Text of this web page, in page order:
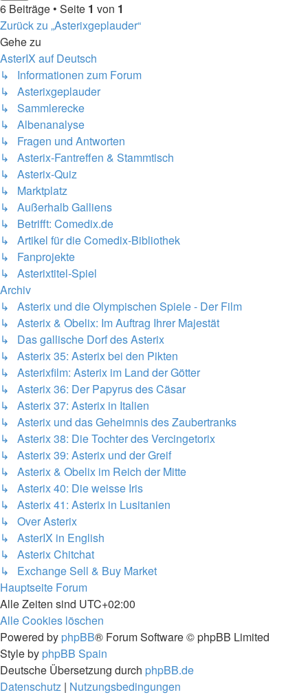
6 Beiträge • Seite 1 von 1
Zurück zu „Asterixgeplauder“
Gehe zu
AsterIX auf Deutsch
↳ Informationen zum Forum
↳ Asterixgeplauder
↳ Sammlerecke
↳ Albenanalyse
↳ Fragen und Antworten
↳ Asterix-Fantreffen & Stammtisch
↳ Asterix-Quiz
↳ Marktplatz
↳ Außerhalb Galliens
↳ Betrifft: Comedix.de
↳ Artikel für die Comedix-Bibliothek
↳ Fanprojekte
↳ Asterixtitel-Spiel
Archiv
↳ Asterix und die Olympischen Spiele - Der Film
↳ Asterix & Obelix: Im Auftrag Ihrer Majestät
↳ Das gallische Dorf des Asterix
↳ Asterix 35: Asterix bei den Pikten
↳ Asterixfilm: Asterix im Land der Götter
↳ Asterix 36: Der Papyrus des Cäsar
↳ Asterix 37: Asterix in Italien
↳ Asterix und das Geheimnis des Zaubertranks
↳ Asterix 38: Die Tochter des Vercingetorix
↳ Asterix 39: Asterix und der Greif
↳ Asterix & Obelix im Reich der Mitte
↳ Asterix 40: Die weisse Iris
↳ Asterix 41: Asterix in Lusitanien
↳ Over Asterix
↳ AsterIX in English
↳ Asterix Chitchat
↳ Exchange Sell & Buy Market
Hauptseite Forum
Alle Zeiten sind UTC+02:00
Alle Cookies löschen
Powered by phpBB® Forum Software © phpBB Limited
Style by phpBB Spain
Deutsche Übersetzung durch phpBB.de
Datenschutz | Nutzungsbedingungen